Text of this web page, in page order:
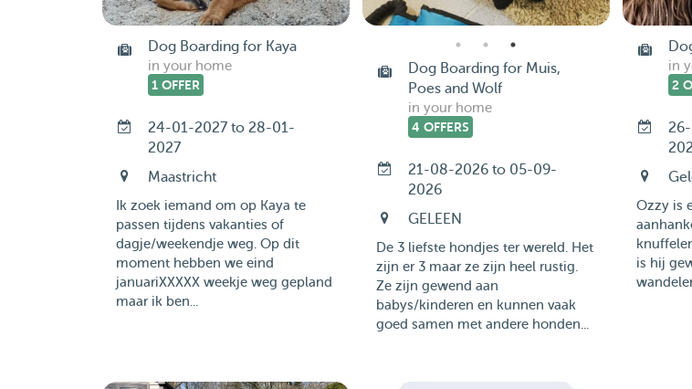
Dog Boarding for Kaya
in your home
1 OFFER
24-01-2027 to 28-01-
2027
Maastricht
Ik zoek iemand om op Kaya te
passen tijdens vakanties of
dagje/weekendje weg. Op dit
moment hebben we eind
januariXXXXX weekje weg gepland
maar ik ben...
Dog Boarding for Muis,
Poes and Wolf
in your home
4 OFFERS
21-08-2026 to 05-09-
2026
GELEEN
De 3 liefste hondjes ter wereld. Het
zijn er 3 maar ze zijn heel rustig.
Ze zijn gewend aan
babys/kinderen en kunnen vaak
goed samen met andere honden...
in
2
Ozzy is
is hij